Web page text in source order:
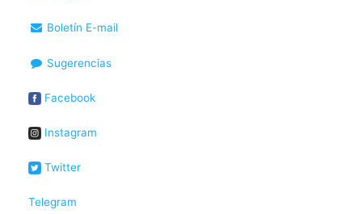
Boletín E-mail
Sugerencias
Facebook
Instagram
Twitter
Telegram